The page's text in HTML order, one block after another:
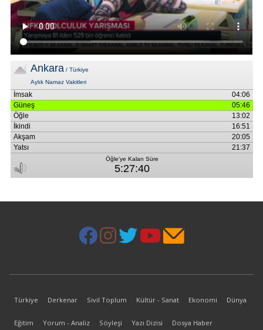
Türkiye Derkenar Sivil Toplum Kültür - Sanat Ekonomi Dünya
Eğitim Yorum - Analiz Söyleşi Yazı Dizisi Dosya Haber